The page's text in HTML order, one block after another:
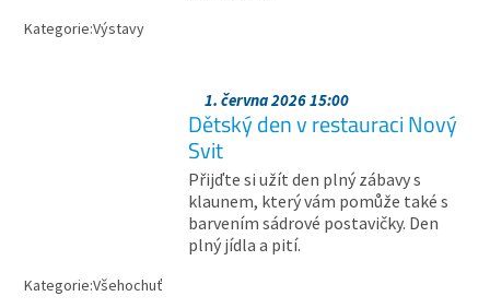
Kategorie:Výstavy
1. června 2026 15:00
Dětský den v restauraci Nový
Svit
Přijďte si užít den plný zábavy s
klaunem, který vám pomůže také s
barvením sádrové postavičky. Den
plný jídla a pití.
Kategorie:Všehochuť